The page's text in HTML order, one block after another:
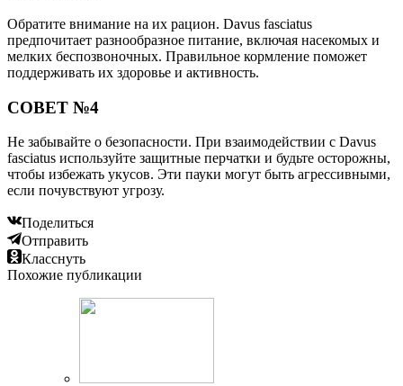
Обратите внимание на их рацион. Davus fasciatus
предпочитает разнообразное питание, включая насекомых и
мелких беспозвоночных. Правильное кормление поможет
поддерживать их здоровье и активность.
СОВЕТ №4
Не забывайте о безопасности. При взаимодействии с Davus
fasciatus используйте защитные перчатки и будьте осторожны,
чтобы избежать укусов. Эти пауки могут быть агрессивными,
если почувствуют угрозу.
Поделиться
Отправить
Класснуть
Похожие публикации